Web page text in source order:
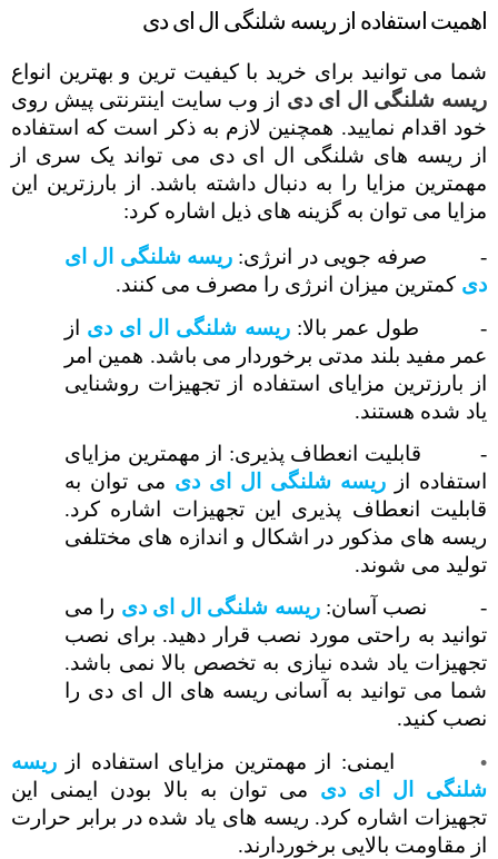
اهمیت استفاده از ریسه شلنگی ال ای دی
شما می توانید برای خرید با کیفیت ترین و بهترین انواع
ریسه شلنگی ال ای دی
از وب سایت اینترنتی پیش روی
خود اقدام نمایید. همچنین لازم به ذکر است که استفاده
از ریسه های شلنگی ال ای دی می تواند یک سری از
مهمترین مزایا را به دنبال داشته باشد. از بارزترین این
مزایا می توان به گزینه های ذیل اشاره کرد:
-
صرفه جویی در انرژی:ریسه شلنگی ال ای
دی کمترین میزان انرژی را مصرف می کنند.
-
طول عمر بالا:ریسه شلنگی ال ای دی از
عمر مفید بلند مدتی برخوردار می باشد. همین امر
از بارزترین مزایای استفاده از تجهیزات روشنایی
یاد شده هستند.
-
قابلیت انعطاف پذیری: از مهمترین مزایای
استفاده از ریسه شلنگی ال ای دی می توان به
قابلیت انعطاف پذیری این تجهیزات اشاره کرد.
ریسه های مذکور در اشکال و اندازه های مختلفی
تولید می شوند.
-
نصب آسان:ریسه شلنگی ال ای دی را می
توانید به راحتی مورد نصب قرار دهید. برای نصب
تجهیزات یاد شده نیازی به تخصص بالا نمی باشد.
شما می توانید به آسانی ریسه های ال ای دی را
نصب کنید.
ایمنی: از مهمترین مزایای استفاده از ریسه
شلنگی ال ای دی
می توان به بالا بودن ایمنی این
تجهیزات اشاره کرد. ریسه های یاد شده در برابر حرارت
از مقاومت بالایی برخوردارند.